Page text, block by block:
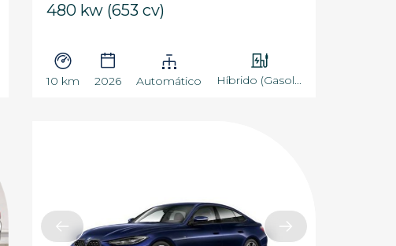
480 kw (653 cv)
10 km 2026 Automático Híbrido (Gasol...